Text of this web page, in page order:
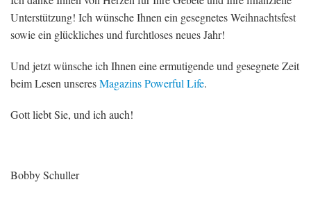
Unterstützung! Ich wünsche Ihnen ein gesegnetes Weihnachtsfest
sowie ein glückliches und furchtloses neues Jahr!
Und jetzt wünsche ich Ihnen eine ermutigende und gesegnete Zeit
beim Lesen unseresMagazins Powerful Life.
Gott liebt Sie, und ich auch!
Bobby Schuller